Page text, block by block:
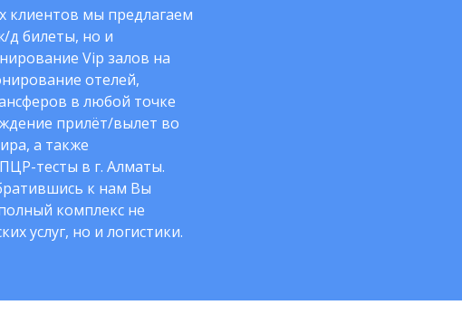
клиентов мы предлагаем
д билеты, но и
Vip залов на
отелей,
в любой точке
прилёт/вылет во
а также
тесты в г. Алматы.
к нам Вы
комплекс не
услуг, но и логистики.